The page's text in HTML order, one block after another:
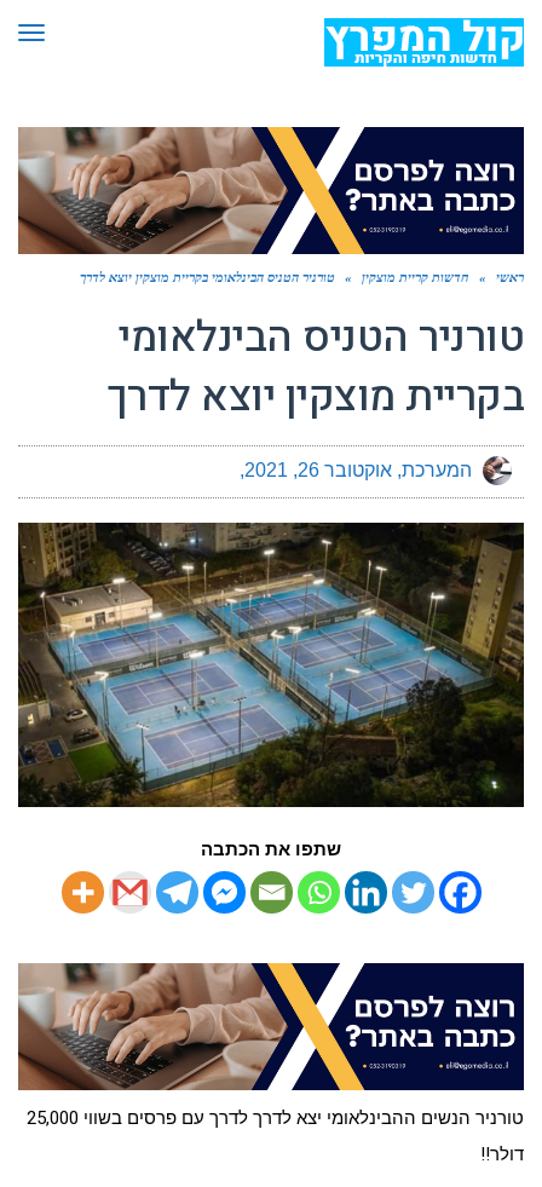
ראשי » חדשות קריית מוצקין » טורניר הטניס הבינלאומי בקריית מוצקין יוצא לדרך
טורניר הטניס הבינלאומי
בקריית מוצקין יוצא לדרך
המערכת אוקטובר 26, 2021
שתפו את הכתבה
טורניר הנשים ההבינלאומי יצא לדרך לדרך עם פרסים בשווי 25,000
דולר!!